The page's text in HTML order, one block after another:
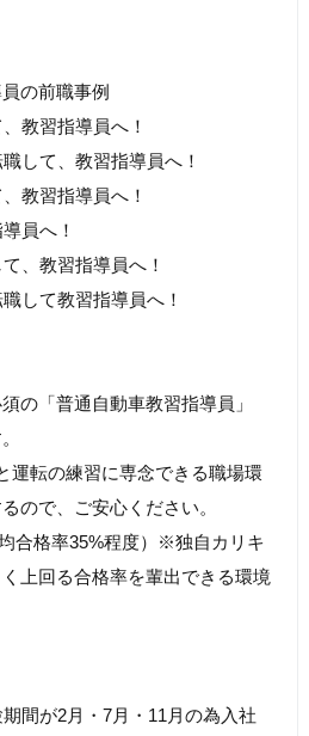
の前職事例
教習指導員へ！
して、教習指導員へ！
教習指導員へ！
員へ！
、教習指導員へ！
して教習指導員へ！
の「普通自動車教習指導員」
運転の練習に専念できる職場環
ので、ご安心ください。
合格率35%程度）※独自カリキ
上回る合格率を輩出できる環境
間が2月・7月・11月の為入社